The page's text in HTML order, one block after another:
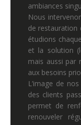
ambiances
Nous
de restauration
étudions
et la solution
mais aussi par
aux besoins
L’image de
des clients
permet de
renouveler